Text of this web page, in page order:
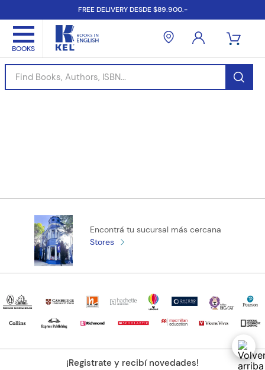
FREE DELIVERY DESDE $89.900.-
Find Books, Authors, ISBN...
Encontrá tu sucursal más cercana
Stores
¡Registrate y recibí novedades!